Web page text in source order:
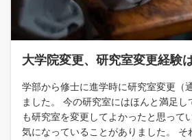
大学院変更、研究室変更経験
学部から修士に進学時に研究室変更（
ました。 今の研究室にはほんと満足
も研究室を変更してよかったと思って
気になっていることがありました。 そ